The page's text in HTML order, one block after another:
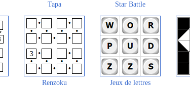
Tapa Star Battle
Renzoku Jeux de lettres